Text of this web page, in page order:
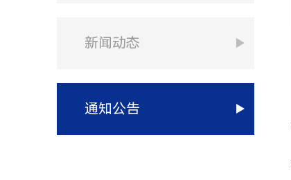
新闻动态
通知公告